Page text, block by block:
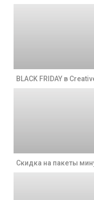
BLACK FRIDAY в
Скидка на пакеты